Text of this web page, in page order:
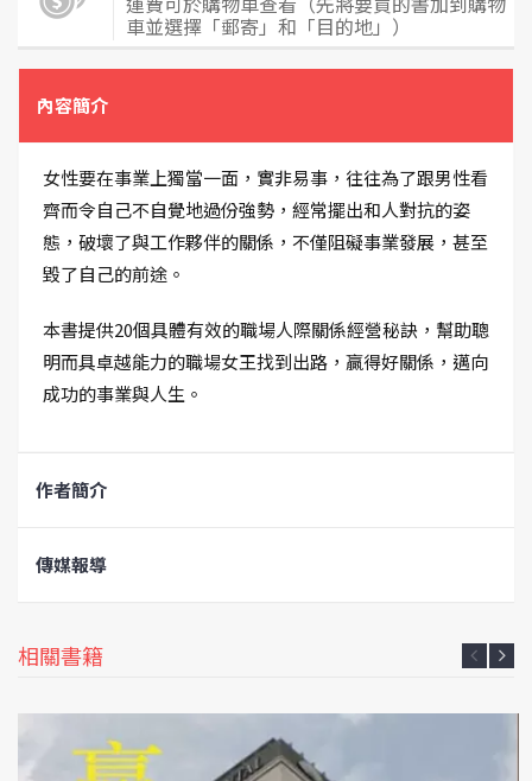
車並選擇「郵寄」和「目的地」）
內容簡介
女性要在事業上獨當一面，實非易事，往往為了跟男性看
齊而令自己不自覺地過份強勢，經常擺出和人對抗的姿
態，破壞了與工作夥伴的關係，不僅阻礙事業發展，甚至
毀了自己的前途。
本書提供20個具體有效的職場人際關係經營秘訣，幫助聰
明而具卓越能力的職場女王找到出路，贏得好關係，邁向
成功的事業與人生。
作者簡介
傳媒報導
相關書籍